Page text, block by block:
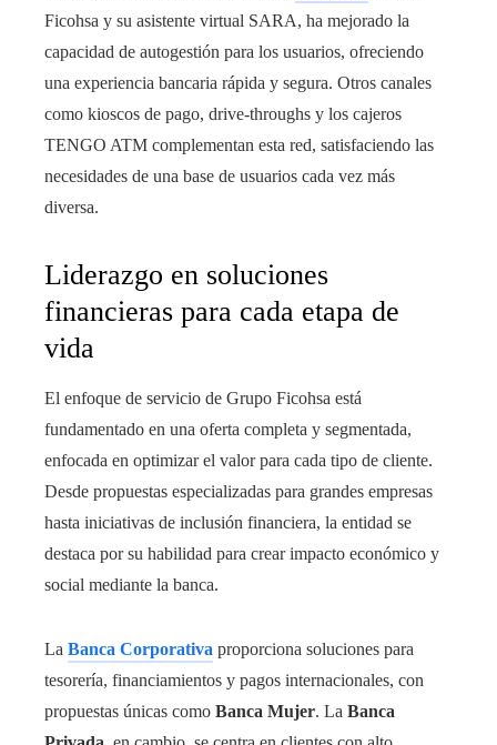
Ficohsa y su asistente virtual SARA, ha mejorado la
capacidad de autogestión para los usuarios, ofreciendo
una experiencia bancaria rápida y segura. Otros canales
como kioscos de pago, drive-throughs y los cajeros
TENGO ATM complementan esta red, satisfaciendo las
necesidades de una base de usuarios cada vez más
diversa.
Liderazgo en soluciones
financieras para cada etapa de
vida
El enfoque de servicio de Grupo Ficohsa está
fundamentado en una oferta completa y segmentada,
enfocada en optimizar el valor para cada tipo de cliente.
Desde propuestas especializadas para grandes empresas
hasta iniciativas de inclusión financiera, la entidad se
destaca por su habilidad para crear impacto económico y
social mediante la banca.
La Banca Corporativa proporciona soluciones para
tesorería, financiamientos y pagos internacionales, con
propuestas únicas como Banca Mujer. La Banca